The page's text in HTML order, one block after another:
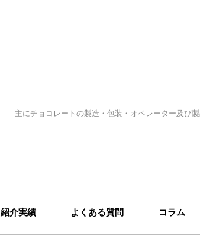
next
主にチョコレートの製造・包装・オペレーター及び
紹介実績 よくある質問 コラム